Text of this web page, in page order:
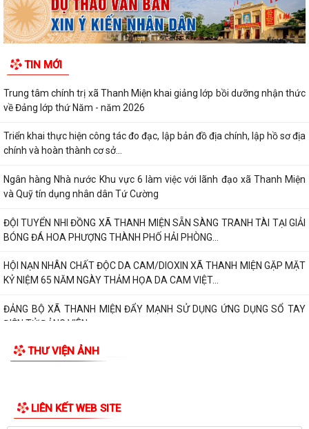
TIN MỚI
Trung tâm chính trị xã Thanh Miện khai giảng lớp bồi dưỡng nhận thức
về Đảng lớp thứ Năm - năm 2026
Triển khai thực hiện công tác đo đạc, lập bản đồ địa chính, lập hồ sơ địa
chính và hoàn thành cơ sở...
Ngân hàng Nhà nước Khu vực 6 làm việc với lãnh đạo xã Thanh Miện
và Quỹ tín dụng nhân dân Tứ Cường
ĐỘI TUYỂN NHI ĐỒNG XÃ THANH MIỆN SẴN SÀNG TRANH TÀI TẠI GIẢI
BÓNG ĐÁ HOA PHƯỢNG THÀNH PHỐ HẢI PHÒNG...
HỘI NẠN NHÂN CHẤT ĐỘC DA CAM/DIOXIN XÃ THANH MIỆN GẶP MẶT
KỶ NIỆM 65 NĂM NGÀY THẢM HỌA DA CAM VIỆT...
ĐẢNG BỘ XÃ THANH MIỆN ĐẨY MẠNH SỬ DỤNG ỨNG DỤNG SỔ TAY
ĐIỆN TỬ ĐẢNG VIÊN
THƯ VIỆN ẢNH